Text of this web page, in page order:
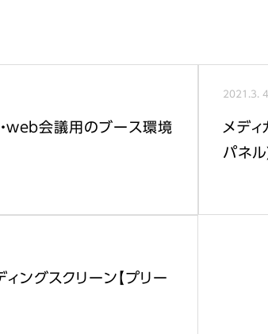
web会議用のブース環境
2021. 3. 4
メデ
パネ
ィングスクリーン【プリー